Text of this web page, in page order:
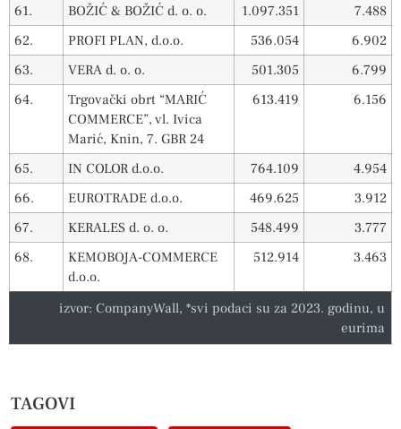
61.
BOŽIĆ & BOŽIĆ d. o. o. 1.097.351
7.488
62.
PROFI PLAN, d.o.o. 536.054
6.902
63.
VERA d. o. o. 501.305
6.799
64.
Trgovački obrt “MARIĆ
COMMERCE”, vl. Ivica
Marić, Knin, 7. GBR 24
613.419 6.156
65. IN COLOR d.o.o. 764.109
4.954
66.
EUROTRADE d.o.o. 469.625
3.912
67.
KERALES d. o. o. 548.499
3.777
68.
KEMOBOJA-COMMERCE
d.o.o.
512.914 3.463
izvor: CompanyWall, *svi podaci su za 2023. godinu, u
eurima
TAGOVI